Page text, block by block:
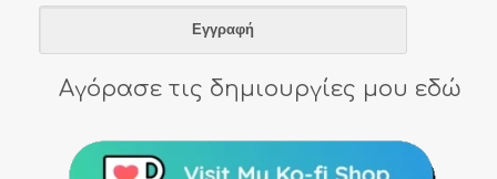
Αγόρασε τις δημιουργίες μου εδώ